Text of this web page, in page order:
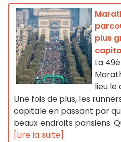
plus
La
lieu le
Une fois de plus, les
capitale en passant par
beaux endroits parisiens.
[Lire la suite]